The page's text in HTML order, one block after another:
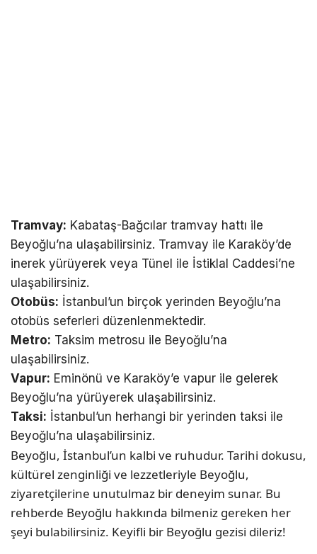
Tramvay: Kabataş-Bağcılar tramvay hattı ile
Beyoğlu’na ulaşabilirsiniz. Tramvay ile Karaköy’de
inerek yürüyerek veya Tünel ile İstiklal Caddesi’ne
ulaşabilirsiniz.
Otobüs: İstanbul’un birçok yerinden Beyoğlu’na
otobüs seferleri düzenlenmektedir.
Metro: Taksim metrosu ile Beyoğlu’na
ulaşabilirsiniz.
Vapur: Eminönü ve Karaköy’e vapur ile gelerek
Beyoğlu’na yürüyerek ulaşabilirsiniz.
Taksi: İstanbul’un herhangi bir yerinden taksi ile
Beyoğlu’na ulaşabilirsiniz.
Beyoğlu, İstanbul’un kalbi ve ruhudur. Tarihi dokusu,
kültürel zenginliği ve lezzetleriyle Beyoğlu,
ziyaretçilerine unutulmaz bir deneyim sunar. Bu
rehberde Beyoğlu hakkında bilmeniz gereken her
şeyi bulabilirsiniz. Keyifli bir Beyoğlu gezisi dileriz!